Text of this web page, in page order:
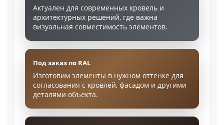
Актуален для современных кровель и
архитектурных решений, где важна
визуальная совместимость элементов.
Под заказ по RAL
Изготовим элементы в нужном оттенке для
согласования с кровлей, фасадом и другими
деталями объекта.